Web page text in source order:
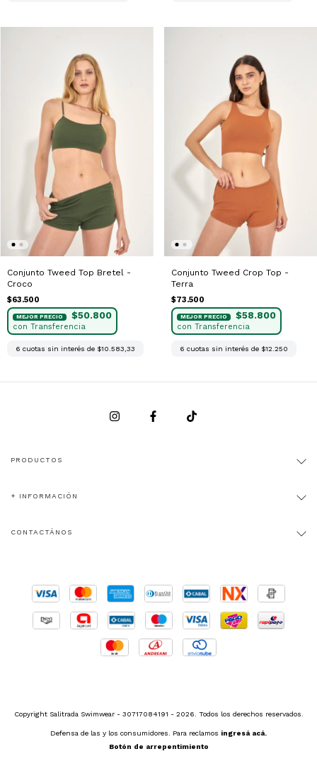
Conjunto Tweed Top Bretel -
Croco
$63.500
$50.800
6 cuotas sin interés de $10.583,33
Conjunto Tweed Crop Top -
Terra
$73.500
$58.800
6 cuotas sin interés de $12.250
PRODUCTOS
+ INFORMACIÓN
CONTACTÁNOS
Copyright Salitrada Swimwear - 30717084191 - 2026. Todos los derechos reservados.
Defensa de las y los consumidores. Para reclamos ingresá acá.
Botón de arrepentimiento